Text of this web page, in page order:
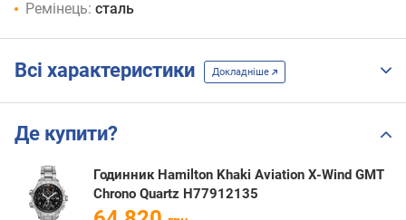
Ремінець: сталь
Всі характеристики Докладніше
Де купити?
Годинник Hamilton Khaki Aviation X-Wind GMT
Chrono Quartz H77912135